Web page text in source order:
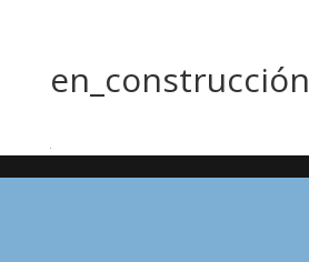
en_construcción